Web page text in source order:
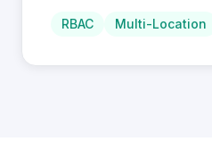
RBAC Multi-Location